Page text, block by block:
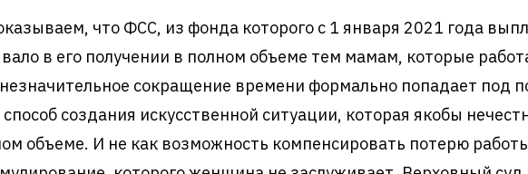
что ФСС, из фонда которого с 1 января 2021 года
в его получении в полном объеме тем мамам, которые
сокращение времени формально попадает под
создания искусственной ситуации, которая якобы
объеме. И не как возможность компенсировать потерю